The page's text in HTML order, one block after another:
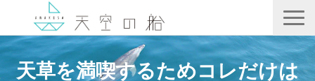
天空の船
ホテル竜宮
天草を満喫するためコレだけは